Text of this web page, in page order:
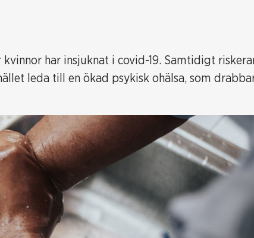
har insjuknat i covid-19. Samtidigt
leda till en ökad psykisk ohälsa, som